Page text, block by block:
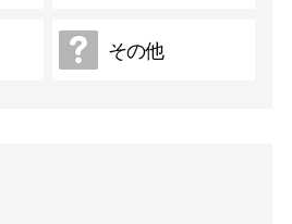
その他